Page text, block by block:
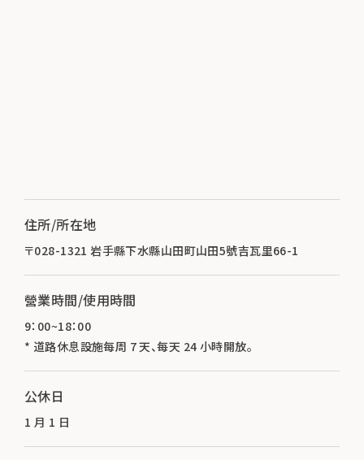
住所/所在地
〒028-1321 岩手縣下水縣山田町山田5號吉瓦里66-1
營業時間/使用時間
9：00~18：00
* 道路休息設施每周 7 天、每天 24 小時開放。
公休日
1 月 1 日